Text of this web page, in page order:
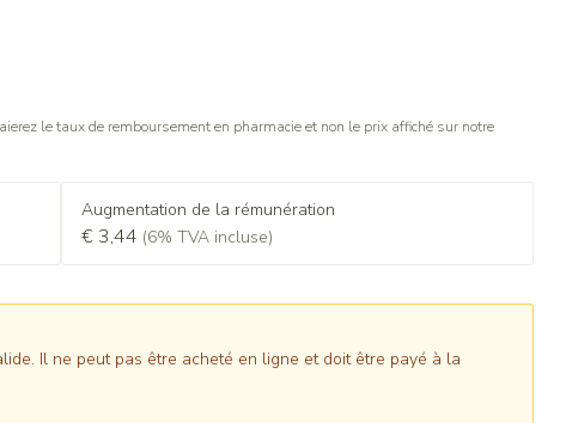
le taux de remboursement en pharmacie et non le prix affiché sur notre
Augmentation de la rémunération
€ 3,44 (6% TVA incluse)
Il ne peut pas être acheté en ligne et doit être payé à la